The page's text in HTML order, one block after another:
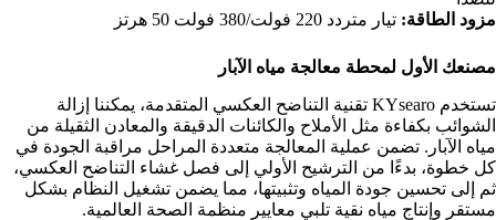
مزود الطاقة: تيار متردد 220 فولت/380 فولت 50 هرتز
مصنعك الأول لمحطة معالجة مياه الآبار
تستخدم KYsearo تقنية التناضح العكسي المتقدمة، يمكننا إزالة
الشوائب بكفاءة مثل الأملاح والكائنات الدقيقة والمعادن الثقيلة من
مياه الآبار. تضمن عملية المعالجة متعددة المراحل مراقبة الجودة في
كل خطوة، بدءًا من الترشيح الأولي إلى فصل غشاء التناضح العكسي،
ثم إلى تحسين جودة المياه وتثبيتها، مما يضمن تشغيل النظام بشكل
مستقر وإنتاج مياه نقية تلبي معايير منظمة الصحة العالمية.